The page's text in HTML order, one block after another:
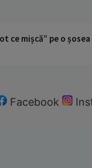
ce mișcă” pe o
Facebook